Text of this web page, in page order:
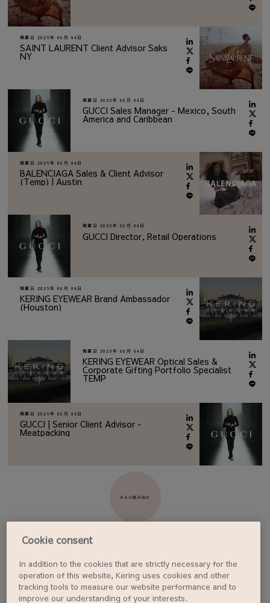
掲載日 2026年 08月 04日
SAINT LAURENT Client Advisor Saks
NY
掲載日 2026年 08月 04日
GUCCI Sales Manager - Mexico, South
America and Caribbean
掲載日 2026年 08月 04日
BALENCIAGA Sales & Client Advisor
(Temp) | Austin
掲載日 2026年 08月 04日
GUCCI Director, Retail Operations
掲載日 2026年 08月 04日
KERING EYEWEAR Brand Ambassador
(Houston)
掲載日 2026年 08月 04日
KERING EYEWEAR Optical Sales &
Corporate Gifting Portfolio Specialist
TEMP
掲載日 2026年 08月 04日
GUCCI | Senior Client Advisor -
Meatpacking
さらに読み込む
ジョブアラートを設定する
Cookie consent
In addition to the cookies that are strictly necessary for the
operation of this website, Kering uses cookies and other
tracking tools to measure our website performance and to
improve our understanding of your interests.